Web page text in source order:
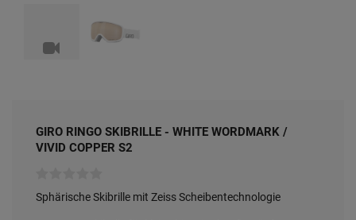
GIRO RINGO SKIBRILLE - WHITE WORDMARK /
VIVID COPPER S2
Sphärische Skibrille mit Zeiss Scheibentechnologie